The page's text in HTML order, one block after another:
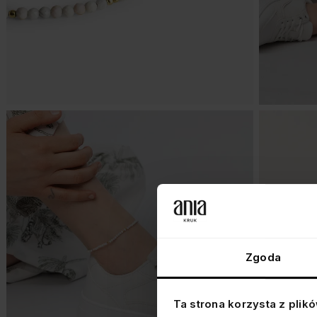
Zgoda
Ta strona korzysta z